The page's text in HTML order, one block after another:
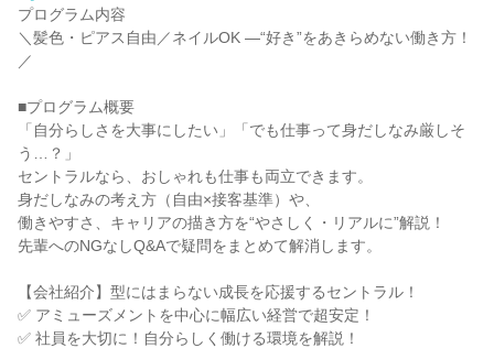
プログラム内容
＼髪色・ピアス自由／ネイルOK —“好き”をあきらめない働き方！
／
■プログラム概要
「自分らしさを大事にしたい」「でも仕事って身だしなみ厳しそ
う…？」
セントラルなら、おしゃれも仕事も両立できます。
身だしなみの考え方（自由×接客基準）や、
働きやすさ、キャリアの描き方を“やさしく・リアルに”解説！
先輩へのNGなしQ&Aで疑問をまとめて解消します。
【会社紹介】型にはまらない成長を応援するセントラル！
✅ アミューズメントを中心に幅広い経営で超安定！
✅ 社員を大切に！自分らしく働ける環境を解説！